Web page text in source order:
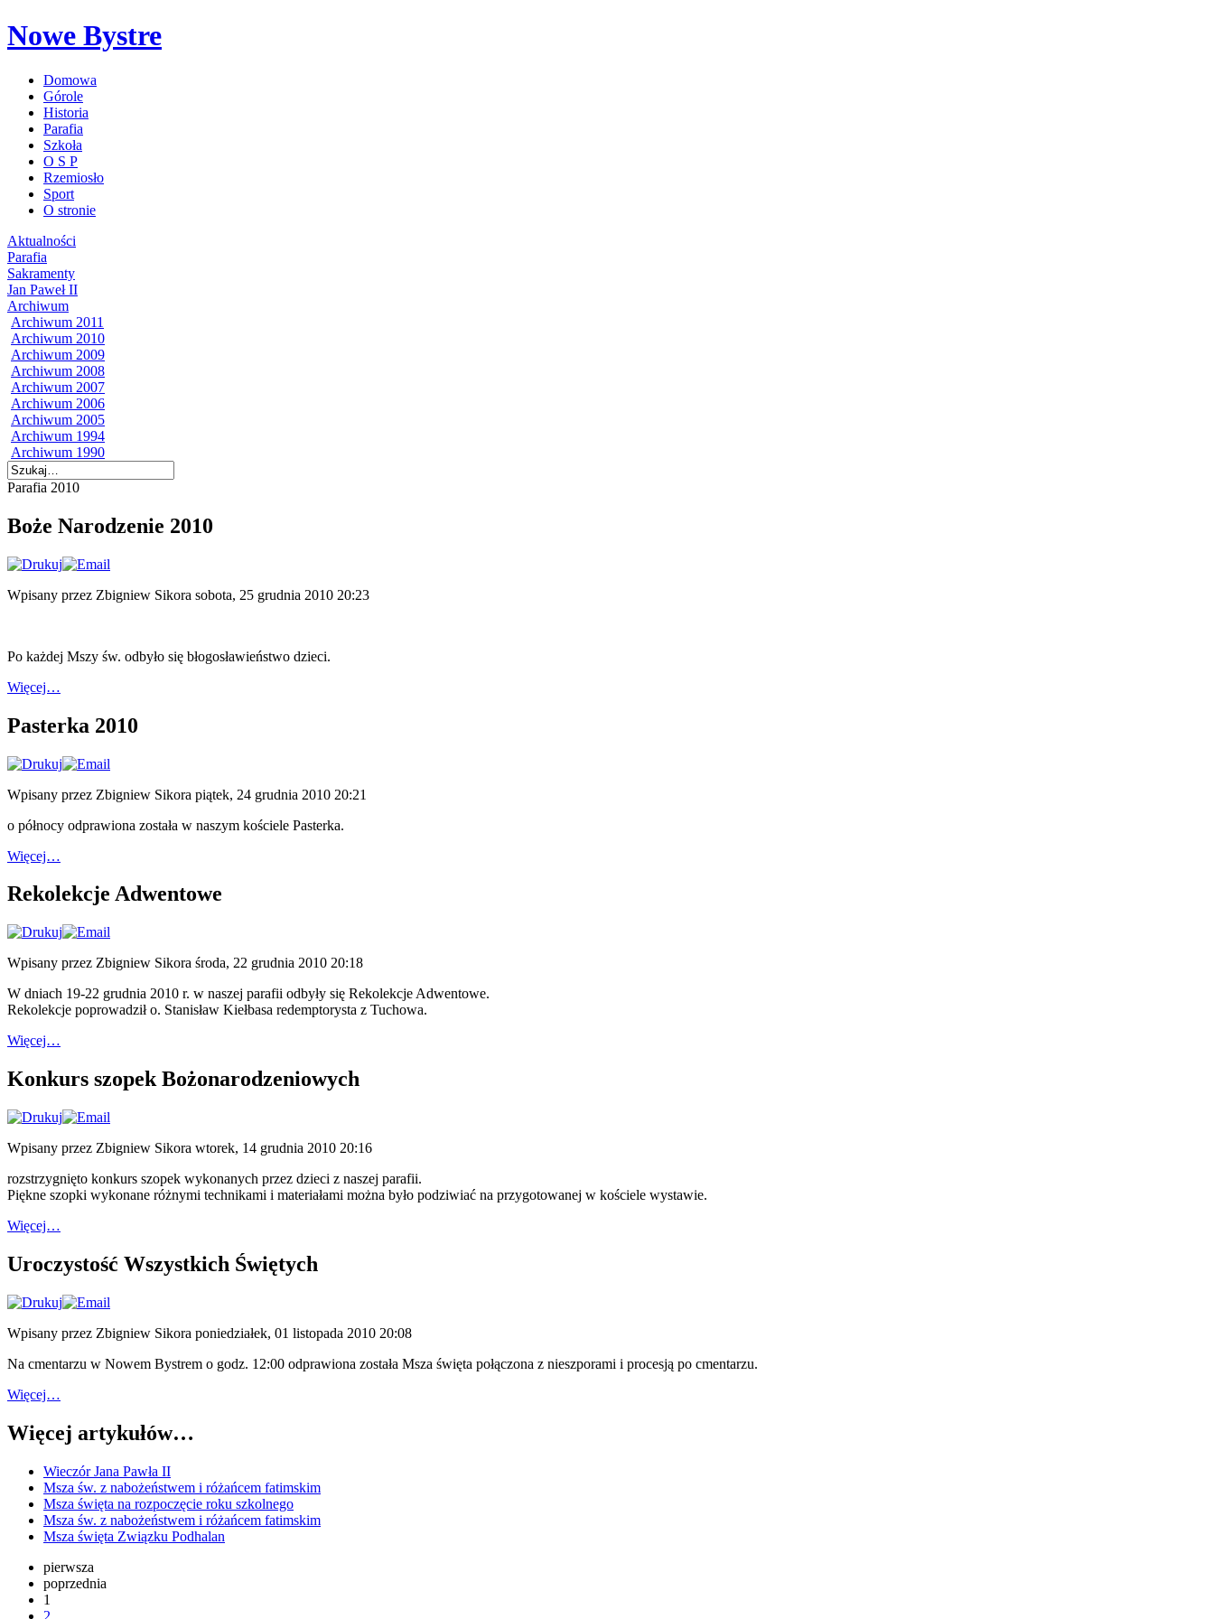
Nowe Bystre
Domowa
Górole
Historia
Parafia
Szkoła
O S P
Rzemiosło
Sport
O stronie
Aktualności
Parafia
Sakramenty
Jan Paweł II
Archiwum
Archiwum 2011
Archiwum 2010
Archiwum 2009
Archiwum 2008
Archiwum 2007
Archiwum 2006
Archiwum 2005
Archiwum 1994
Archiwum 1990
Parafia 2010
Boże Narodzenie 2010
Wpisany przez Zbigniew Sikora sobota, 25 grudnia 2010 20:23
Po każdej Mszy św. odbyło się błogosławieństwo dzieci.
Więcej…
Pasterka 2010
Wpisany przez Zbigniew Sikora piątek, 24 grudnia 2010 20:21
o północy odprawiona została w naszym kościele Pasterka.
Więcej…
Rekolekcje Adwentowe
Wpisany przez Zbigniew Sikora środa, 22 grudnia 2010 20:18
W dniach 19-22 grudnia 2010 r. w naszej parafii odbyły się Rekolekcje Adwentowe.
Rekolekcje poprowadził o. Stanisław Kiełbasa redemptorysta z Tuchowa.
Więcej…
Konkurs szopek Bożonarodzeniowych
Wpisany przez Zbigniew Sikora wtorek, 14 grudnia 2010 20:16
rozstrzygnięto konkurs szopek wykonanych przez dzieci z naszej parafii.
Piękne szopki wykonane różnymi technikami i materiałami można było podziwiać na przygotowanej w kościele wystawie.
Więcej…
Uroczystość Wszystkich Świętych
Wpisany przez Zbigniew Sikora poniedziałek, 01 listopada 2010 20:08
Na cmentarzu w Nowem Bystrem o godz. 12:00 odprawiona została Msza święta połączona z nieszporami i procesją po cmentarzu.
Więcej…
Więcej artykułów…
Wieczór Jana Pawła II
Msza św. z nabożeństwem i różańcem fatimskim
Msza święta na rozpoczęcie roku szkolnego
Msza św. z nabożeństwem i różańcem fatimskim
Msza święta Związku Podhalan
pierwsza
poprzednia
1
2